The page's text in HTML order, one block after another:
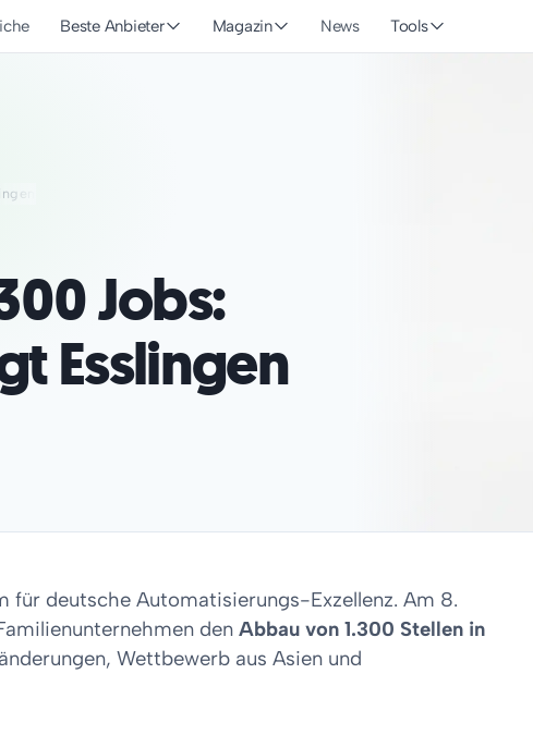
Beste Anbieter Magazin News Tools
Jobs:
Esslingen
für deutsche Automatisierungs-Exzellenz. Am 8.
denAbbau von 1.300 Stellen in
Wettbewerb aus Asien und